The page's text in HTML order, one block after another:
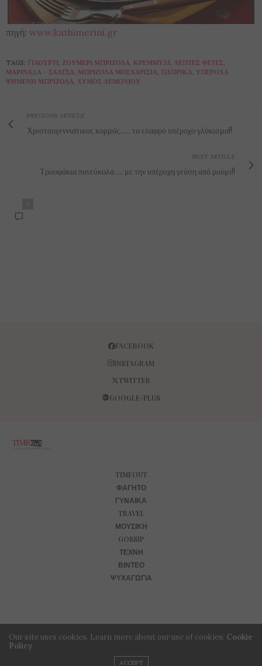
πηγή: www.kathimerini.gr
TAGS: ΓΙΑΟΎΡΤΙ ΖΟΥΜΕΡΊ ΜΠΡΙΖΌΛΑ ΚΡΕΜΜΎΔΙ ΛΕΠΤΈΣ ΦΈΤΕΣ
ΜΑΡΙΝΆΔΑ - ΣΆΛΤΣΑ ΜΠΡΙΖΌΛΑ ΜΟΣΧΑΡΊΣΙΑ ΠΆΠΡΙΚΑ ΥΠΈΡΟΧΑ
ΨΗΜΈΝΗ ΜΠΡΙΖΌΛΑ ΧΥΜΌΣ ΛΕΜΟΝΙΟΎ
PREVIOUS ARTICLE
Χριστουγεννιάτικος κορμός...... το ελαφρύ υπέροχο γλύκισμα!!
NEXT ARTICLE
Τρουφάκια πανεύκολα .... με την υπέροχη γεύση από ρούμι!!
FACEBOOK
INSTAGRAM
TWITTER
GOOGLE-PLUS
TIMEOUT
ΦΑΓΗΤΌ
ΓΥΝΑΊΚΑ
TRAVEL
ΜΟΥΣΙΚΉ
GOSSIP
ΤΈΧΝΗ
ΒΊΝΤΕΟ
ΨΥΧΑΓΩΓΊΑ
Our site uses cookies. Learn more about our use of cookies: Cookie
Policy
ACCEPT